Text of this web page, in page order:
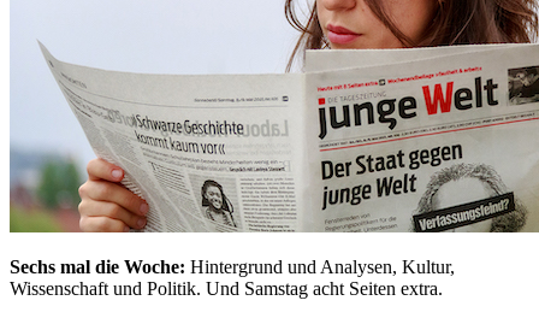
Sechs mal die Woche: Hintergrund und Analysen, Kultur,
Wissenschaft und Politik. Und Samstag acht Seiten extra.